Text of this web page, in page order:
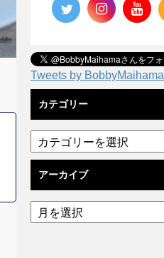
Tweets by BobbyMaihama
カテゴリー
アーカイブ